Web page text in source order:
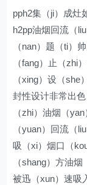
pph2集（ji）成灶
h2pp油烟回流（
（nan）题（ti）
（fang）止（zhi
（xing）设（she
封性设计非常出
（zhi）油烟（
（yuan）回流（
吸（xi）烟口（
（shang）方油
被迅（xun）速吸